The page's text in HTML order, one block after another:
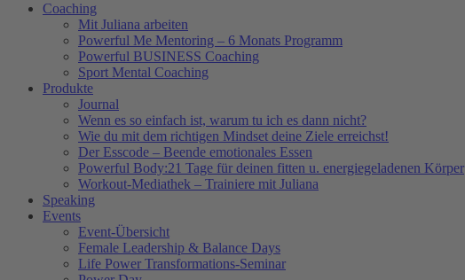
Coaching
Mit Juliana arbeiten
Powerful Me Mentoring – 6 Monats Programm
Powerful BUSINESS Coaching
Sport Mental Coaching
Produkte
Journal
Wenn es so einfach ist, warum tu ich es dann nicht?
Wie du mit dem richtigen Mindset deine Ziele erreichst!
Der Esscode – Beende emotionales Essen
Powerful Body:21 Tage für deinen fitten u. energiegeladenen Körper
Workout-Mediathek – Trainiere mit Juliana
Speaking
Events
Event-Übersicht
Female Leadership & Balance Days
Life Power Transformations-Seminar